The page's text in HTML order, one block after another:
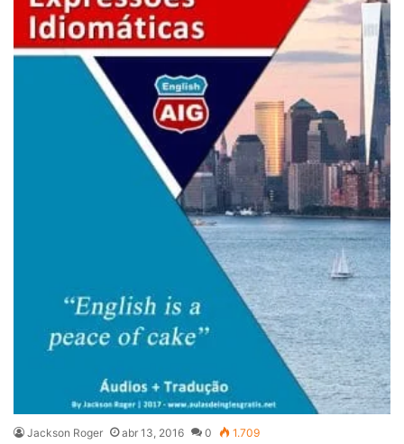
Jackson Roger abr 13, 2016 0 1.709